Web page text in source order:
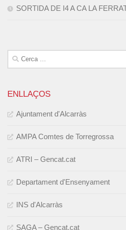
SORTIDA DE I4 A CA LA
Cerca:
ENLLAÇOS
Ajuntament d'Alcarràs
AMPA Comtes de Torregrossa
ATRI – Gencat.cat
Departament d'Ensenyament
INS d'Alcarràs
SAGA – Gencat.cat